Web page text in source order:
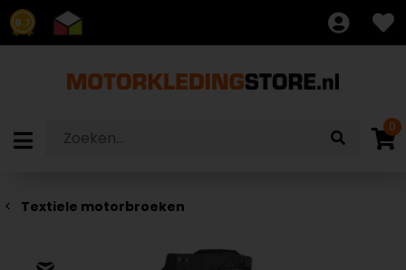
8.7
0
Textiele motorbroeken